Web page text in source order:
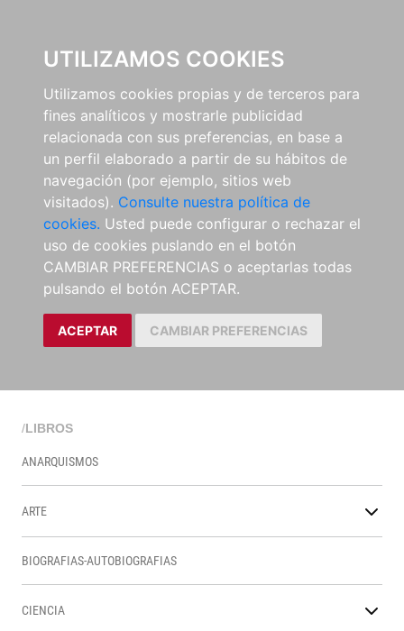
UTILIZAMOS COOKIES
Utilizamos cookies propias y de terceros para
fines analíticos y mostrarle publicidad
relacionada con sus preferencias, en base a
un perfil elaborado a partir de su hábitos de
navegación (por ejemplo, sitios web
visitados). Consulte nuestra política de
cookies. Usted puede configurar o rechazar el
uso de cookies puslando en el botón
CAMBIAR PREFERENCIAS o aceptarlas todas
pulsando el botón ACEPTAR.
ACEPTAR CAMBIAR PREFERENCIAS
/LIBROS
ANARQUISMOS
ARTE
BIOGRAFIAS-AUTOBIOGRAFIAS
CIENCIA